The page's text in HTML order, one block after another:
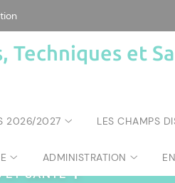
Techniques et
2026/2027 LES CHAMPS
ADMINISTRATION
ET SANTÉ|